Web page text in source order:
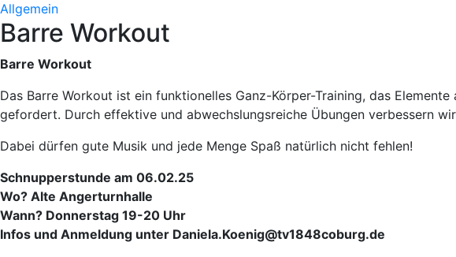
Allgemein
Barre Workout
Barre Workout
Das Barre Workout ist ein funktionelles Ganz-Körper-Training, das
gefordert. Durch effektive und abwechslungsreiche Übungen verbessern
Dabei dürfen gute Musik und jede Menge Spaß natürlich nicht fehlen!
Schnupperstunde am 06.02.25
Wo? Alte Angerturnhalle
Wann? Donnerstag 19-20 Uhr
Infos und Anmeldung unter Daniela.Koenig@tv1848coburg.de